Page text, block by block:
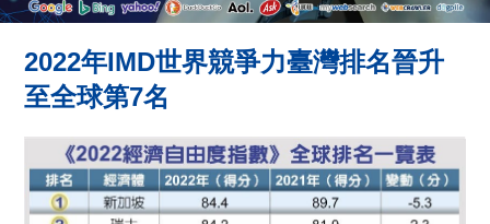
報名說明會
AI銷售推廣機器人
網拓會成功案例
網拓會廠商影片
2022年IMD世界競爭力臺灣排名晉升
至全球第7名